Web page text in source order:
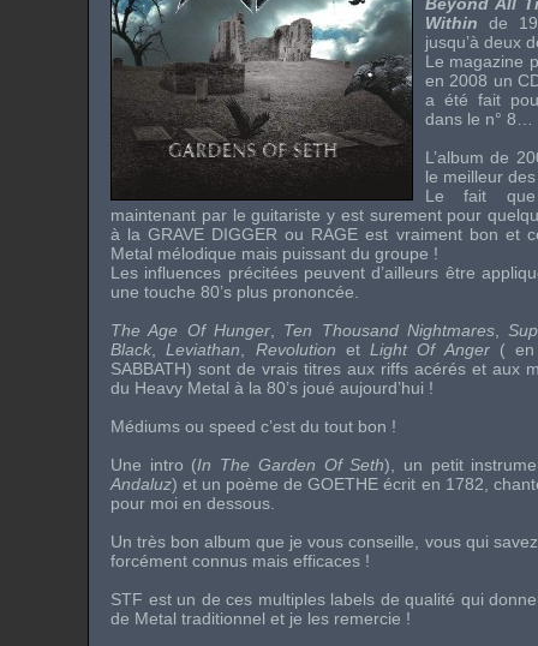
Within de
jusqu’à deux
Le magazine
en 2008 un
a été fait
dans le n° 8…
L’album de
le meilleur
Le fait
maintenant par le guitariste y est surement pour
à laGRAVE DIGGER ou RAGE est vraiment bon et
Metal mélodique mais puissant du groupe !
Les influences précitées peuvent d’ailleurs être
une touche 80’s plus prononcée.
The Age Of Hunger, Ten Thousand Nightmares,
Black ,Leviathan Revolution et Light Of Anger( en
SABBATH) sont de vrais titres aux riffs acérés et aux
du Heavy Metal à la 80’s joué aujourd’hui !
Médiums ou speed c’est du tout bon !
Une intro (In The Garden Of Seth), un petit
Andaluz) et un poème deGOETHE écrit en 1782,
pour moi en dessous.
Un très bon album que je vous conseille, vous qui
forcément connus mais efficaces !
STF est un de ces multiples labels de qualité qui
de Metal traditionnel et je les remercie !